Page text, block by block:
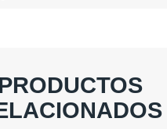
PRODUCTOS